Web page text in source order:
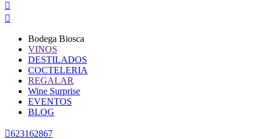


Bodega Biosca
VINOS
DESTILADOS
COCTELERIA
REGALAR
Wine Surprise
EVENTOS
BLOG
623162867